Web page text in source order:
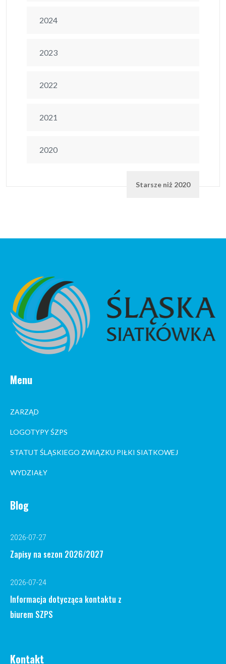
2024
2023
2022
2021
2020
Starsze niż 2020
Menu
ZARZĄD
LOGOTYPY ŚZPS
STATUT ŚLĄSKIEGO ZWIĄZKU PIŁKI SIATKOWEJ
WYDZIAŁY
Blog
2026-07-27
Zapisy na sezon 2026/2027
2026-07-24
Informacja dotycząca kontaktu z
biurem SZPS
Kontakt